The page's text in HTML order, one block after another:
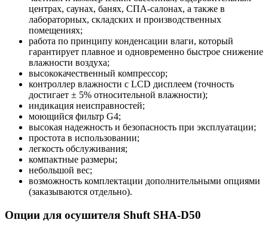
центрах, саунах, банях, СПА-салонах, а также в
лабораторных, складских и производственных
помещениях;
работа по принципу конденсации влаги, который
гарантирует плавное и одновременно быстрое снижение
влажности воздуха;
высококачественный компрессор;
контроллер влажности с LCD дисплеем (точность
достигает ± 5% относительной влажности);
индикация неисправностей;
моющийся фильтр G4;
высокая надежность и безопасность при эксплуатации;
простота в использовании;
легкость обслуживания;
компактные размеры;
небольшой вес;
возможность комплектации дополнительными опциями
(заказываются отдельно).
Опции для осушителя Shuft SHA-D50